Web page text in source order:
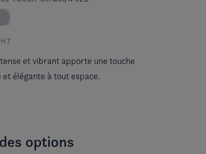
H.T
et vibrant apporte une touche
et élégante à tout espace.
options